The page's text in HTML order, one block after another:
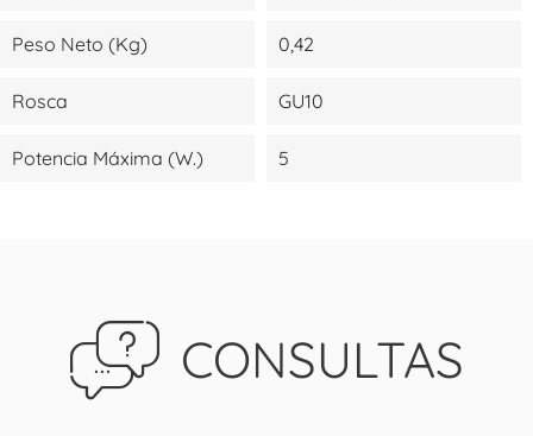
Peso Neto (kg) 0,42
Rosca GU10
Potencia Máxima (W.) 5
CONSULTAS